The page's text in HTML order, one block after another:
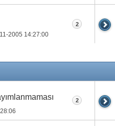
2005 14:27:00
2
2